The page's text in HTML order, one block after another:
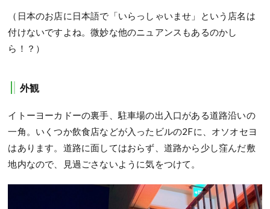
（日本のお店に日本語で「いらっしゃいませ」という店名は
付けないですよね。微妙な他のニュアンスもあるのかし
ら！？）
外観
イトーヨーカドーの裏手、駐車場の出入口がある道路沿いの
一角。いくつか飲食店などが入ったビルの2Fに、オソオセヨ
はあります。道路に面してはおらず、道路から少し窪んだ敷
地内なので、見過ごさないように気をつけて。